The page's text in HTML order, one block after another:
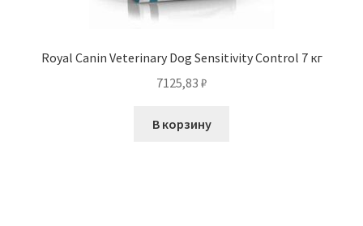
Royal Canin Veterinary Dog Sensitivity Control 7 кг
7125,83 ₽
В корзину